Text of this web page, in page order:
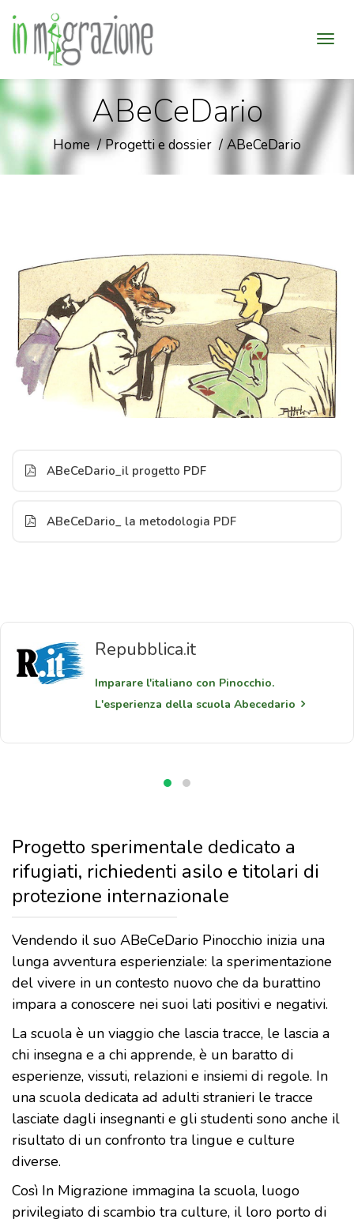
ABeCeDario
Home Progetti e dossier ABeCeDario
ABeCeDario_il progetto PDF
ABeCeDario_ la metodologia PDF
Repubblica.it
Imparare l'italiano con Pinocchio.
L'esperienza della scuola Abecedario
Progetto sperimentale dedicato a
rifugiati, richiedenti asilo e titolari di
protezione internazionale
Vendendo il suo ABeCeDario Pinocchio inizia una
lunga avventura esperienziale: la sperimentazione
del vivere in un contesto nuovo che da burattino
impara a conoscere nei suoi lati positivi e negativi.
La scuola è un viaggio che lascia tracce, le lascia a
chi insegna e a chi apprende, è un baratto di
esperienze, vissuti, relazioni e insiemi di regole. In
una scuola dedicata ad adulti stranieri le tracce
lasciate dagli insegnanti e gli studenti sono anche il
risultato di un confronto tra lingue e culture
diverse.
Così In Migrazione immagina la scuola, luogo
privilegiato di scambio tra culture, il loro porto di